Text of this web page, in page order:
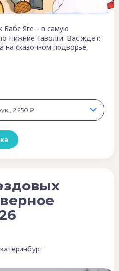
Бабе Яге – в самую
Нижние Таволги. Вас ждет:
на сказочном подворье,
2 950 ₽